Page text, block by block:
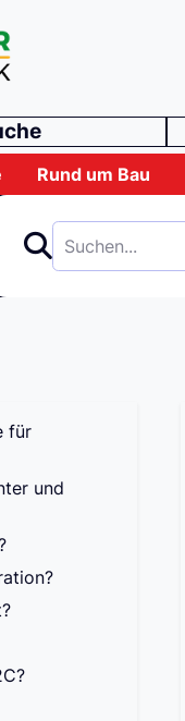
Rund um Bau
für
und